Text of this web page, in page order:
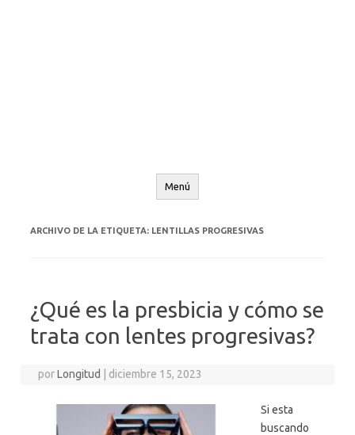
Menú
ARCHIVO DE LA ETIQUETA: LENTILLAS PROGRESIVAS
¿Qué es la presbicia y cómo se
trata con lentes progresivas?
porLongitud diciembre 15, 2023
Si esta
buscando